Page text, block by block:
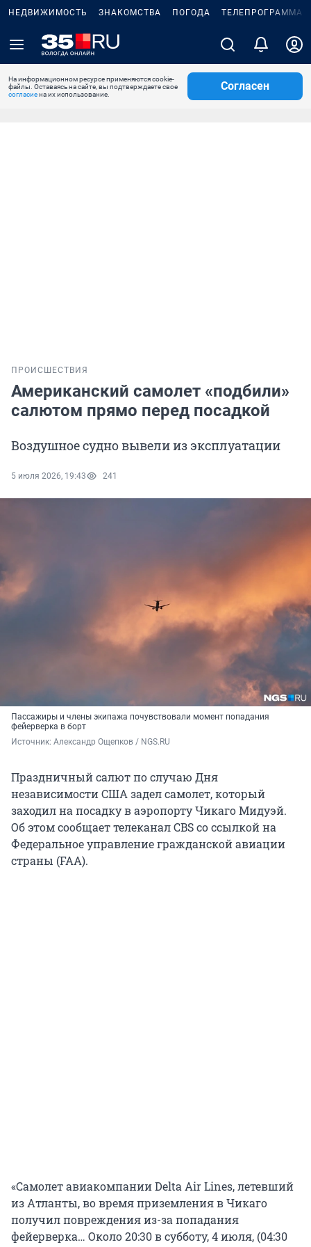
НЕДВИЖИМОСТЬ ЗНАКОМСТВА ПОГОДА ТЕЛЕПРОГРАММА
На информационном ресурсе применяются cookie-
файлы. Оставаясь на сайте, вы подтверждаете свое
согласиена их использование.
Согласен
ПРОИСШЕСТВИЯ
Американский самолет «подбили»
салютом прямо перед посадкой
Воздушное судно вывели из эксплуатации
5 июля 2026, 19:43 241
Пассажиры и члены экипажа почувствовали момент попадания
фейерверка в борт
Источник: Александр Ощепков / NGS.RU
Праздничный салют по случаю Дня
независимости США задел самолет, который
заходил на посадку в аэропорту Чикаго Мидуэй.
Об этом сообщает телеканал CBS со ссылкой на
Федеральное управление гражданской авиации
страны (FAA).
«Самолет авиакомпании Delta Air Lines, летевший
из Атланты, во время приземления в Чикаго
получил повреждения из-за попадания
фейерверка… Около 20:30 в субботу, 4 июля, (04:30